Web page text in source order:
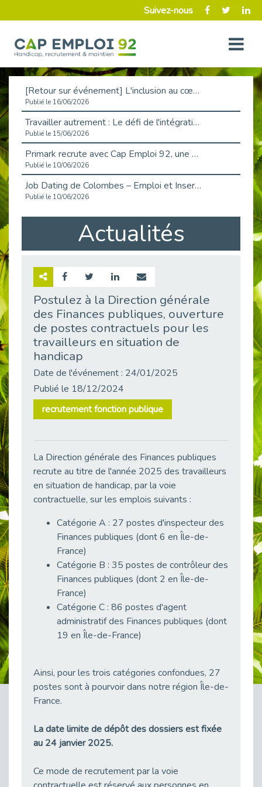
Suivez-nous
[Retour sur événement] L'inclusion au cœur de la Place de l'Emploi à La Défense !
Publié le 16/06/2026
Travailler autrement : Le défi de l'intégration des maladies chroniques en entreprise
Publié le 15/06/2026
Primark recrute avec Cap Emploi 92, une matinée couronnée de succès !
Publié le 10/06/2026
Job Dating de Colombes – Emploi et Insertion
Publié le 10/06/2026
Aborder l'entretien et la situation de handicap en toute confiance
Publié le 09/06/2026
Retour sur l’atelier « Optimiser sa recherche d’emploi »
Emploi & Handicap : Hachette Livre et Cap emploi 92 renforcent leur collaboration
Publié le 02/06/2026
Publié le 30/05/2026
Publié le 22/05/2026
Publié le 21/05/2026
L’alternance : un levier stratégique pour recruter et inclure durablement
Fibromyalgie : Quand la douleur invisible s’invite au bureau
Publié le 12/05/2026
38 vidéos pour comprendre et agir durablement
Publié le 04/05/2026
Le taux d’emploi direct dans la fonction publique dépasse 6 % en 2025
Publié le 04/05/2026
Publié le 01/05/2026
Témoignage : Le parcours de Marc, 44 ans
Publié le 30/04/2026
Publié le 29/04/2026
Optimiser son CV lorsqu’on est en situation de handicap
Publié le 29/04/2026
28 avril : Agir ensemble pour une culture de prévention au travail
Publié le 27/04/2026
Publié le 24/04/2026
Actualités
Postulez à la Direction générale
des Finances publiques, ouverture
de postes contractuels pour les
travailleurs en situation de
handicap
Date de l'événement : 24/01/2025
Publié le 18/12/2024
recrutement fonction publique
La Direction générale des Finances publiques
recrute au titre de l'année 2025 des travailleurs
en situation de handicap, par la voie
contractuelle, sur les emplois suivants :
Catégorie A : 27 postes d'inspecteur des
Finances publiques (dont 6 en Île-de-
France)
Catégorie B : 35 postes de contrôleur des
Finances publiques (dont 2 en Île-de-
France)
Catégorie C : 86 postes d'agent
administratif des Finances publiques (dont
19 en Île-de-France)
Ainsi, pour les trois catégories confondues, 27
postes sont à pourvoir dans notre région Île-de-
France.
La date limite de dépôt des dossiers est fixée
au 24 janvier 2025.
Ce mode de recrutement par la voie